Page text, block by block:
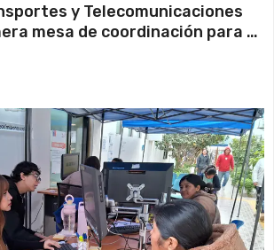
y Telecomunicaciones
mesa de coordinación para el
en desuso en Iquique